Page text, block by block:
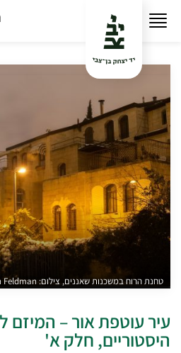
טחנת הרוח במשכנות שאננים, צילום: Eran Feldman, ויקיפדיה
עיר עוטפת אור – המיזם
היסטוריים, חלק א'